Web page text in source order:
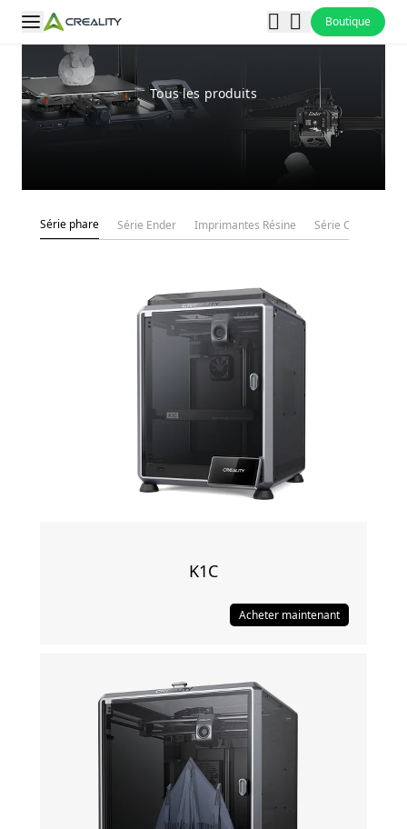
Boutique
Tous les produits
Série phare Série Ender Imprimantes Résine Série CR
K1C
Acheter maintenant